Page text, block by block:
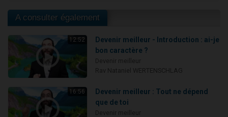
A consulter également
12:52
Devenir meilleur - Introduction : ai-je
bon caractère ?
16:56
Devenir meilleur : Tout ne dépend
que de toi